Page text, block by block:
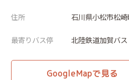
住所 石川県小松市松
最寄りバス停 北陸鉄道加賀バス
GoogleMapで見る